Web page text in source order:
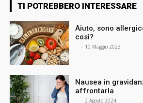
TI POTREBBERO INTERESSARE
Aiuto, sono
così?
- 10 Maggio 2023
Nausea in
affrontarla
- 2 Agosto 2024